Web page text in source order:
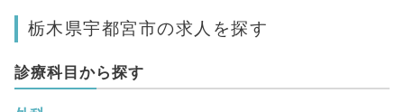
栃木県宇都宮市の求人を探す
診療科目から探す